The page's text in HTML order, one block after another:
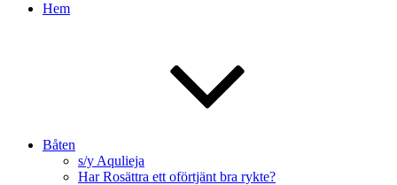
Hem
Båten
s/y Aqulieja
Har Rosättra ett oförtjänt bra rykte?